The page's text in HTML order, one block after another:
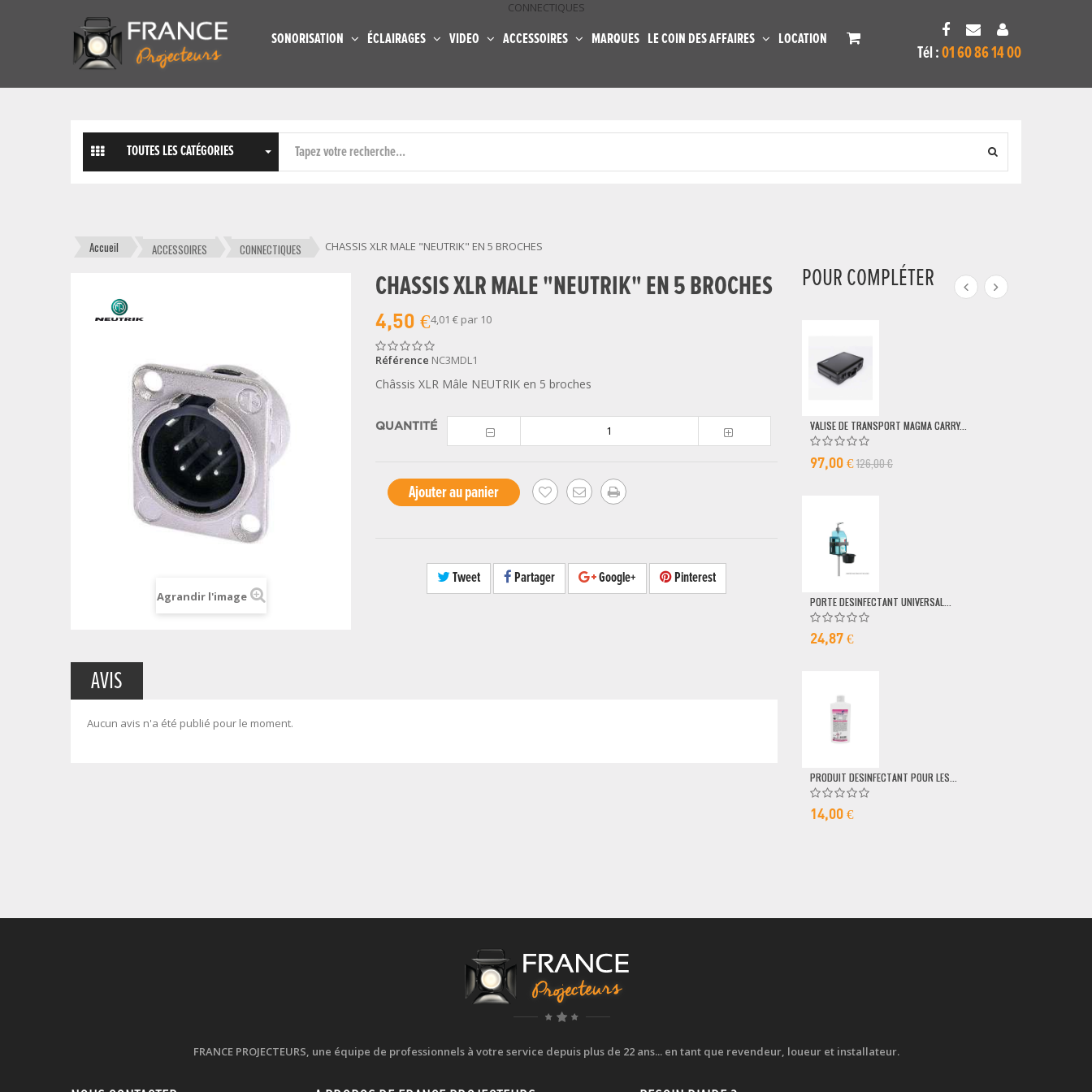
SONORISATION ÉCLAIRAGES VIDEO ACCESSOIRES MARQUES LE COIN DES AFFAIRES LOCATION
Tél : 01 60 86 14 00
CONNECTIQUES
TOUTES LES CATÉGORIES
Accueil ACCESSOIRES CONNECTIQUES CHASSIS XLR MALE "NEUTRIK" EN 5 BROCHES
Agrandir l'image
CHASSIS XLR MALE "NEUTRIK" EN 5 BROCHES
4,50 €4,01 € par 10
Référence NC3MDL1
Châssis XLR Mâle NEUTRIK en 5 broches
QUANTITÉ
Ajouter au panier
Tweet Partager Google+ Pinterest
AVIS
Aucun avis n'a été publié pour le moment.
POUR COMPLÉTER
VALISE DE TRANSPORT MAGMA CARRY...
97,00 €126,00 €
PORTE DESINFECTANT UNIVERSAL...
24,87 €
PRODUIT DESINFECTANT POUR LES...
14,00 €
FRANCE PROJECTEURS, une équipe de professionnels à votre service depuis plus de 22 ans... en tant que revendeur, loueur et installateur.